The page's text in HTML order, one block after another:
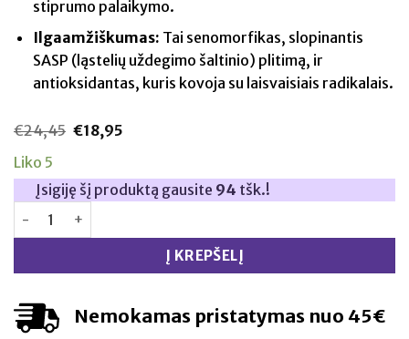
stiprumo palaikymo.
Ilgaamžiškumas: Tai senomorfikas, slopinantis
SASP (ląstelių uždegimo šaltinio) plitimą, ir
antioksidantas, kuris kovoja su laisvaisiais radikalais.
€24,45 Original
price
€24,45.
€18,95
€18,95.
Liko 5
Įsigiję šį produktą gausite 94 tšk.!
produkto kiekis: L Cell Trans Resveratrolis milteliai 24g
Į KREPŠELĮ
Nemokamas pristatymas nuo 45€